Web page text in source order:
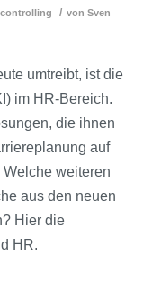
/ von Sven
umtreibt, ist die
im HR-Bereich.
die ihnen
auf
weiteren
aus den neuen
Hier die
HR.